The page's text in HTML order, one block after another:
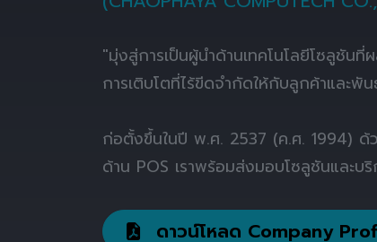
"มุ่งสู่การเป็นผู้นำด้านเทคโนโลยีโซลูชัน
การเติบโตที่ไร้ขีดจำกัดให้กับลูกค้าและพั
ก่อตั้งขึ้นในปี พ.ศ. 2537 (ค.ศ. 1994) ด้
ด้าน POS เราพร้อมส่งมอบโซลูชันและ
ดาวน์โหลด Company